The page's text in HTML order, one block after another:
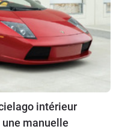
intérieur
une manuelle